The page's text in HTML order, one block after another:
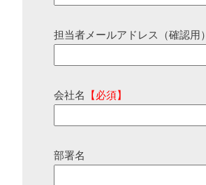
担当者メールアドレス（確認用）
会社名 【必須】
部署名